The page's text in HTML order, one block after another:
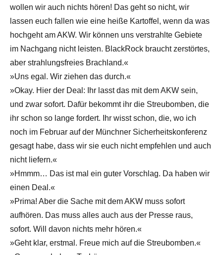
wollen wir auch nichts hören! Das geht so nicht, wir
lassen euch fallen wie eine heiße Kartoffel, wenn da was
hochgeht am AKW. Wir können uns verstrahlte Gebiete
im Nachgang nicht leisten. BlackRock braucht zerstörtes,
aber strahlungsfreies Brachland.«
»Uns egal. Wir ziehen das durch.«
»Okay. Hier der Deal: Ihr lasst das mit dem AKW sein,
und zwar sofort. Dafür bekommt ihr die Streubomben, die
ihr schon so lange fordert. Ihr wisst schon, die, wo ich
noch im Februar auf der Münchner Sicherheitskonferenz
gesagt habe, dass wir sie euch nicht empfehlen und auch
nicht liefern.«
»Hmmm… Das ist mal ein guter Vorschlag. Da haben wir
einen Deal.«
»Prima! Aber die Sache mit dem AKW muss sofort
aufhören. Das muss alles auch aus der Presse raus,
sofort. Will davon nichts mehr hören.«
»Geht klar, erstmal. Freue mich auf die Streubomben.«